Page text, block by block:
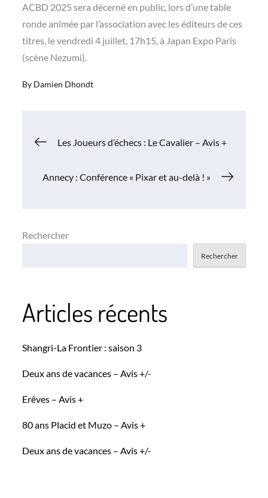
ACBD 2025 sera décerné en public, lors d’une table
ronde animée par l’association avec les éditeurs de ces
titres, le vendredi 4 juillet, 17h15, à Japan Expo Paris
(scène Nezumi).
By Damien Dhondt
Navigation
de
Les Joueurs d’échecs : Le Cavalier – Avis +
Annecy : Conférence « Pixar et au-delà ! »
Rechercher
Rechercher
Articles récents
Shangri-La Frontier : saison 3
Deux ans de vacances – Avis +/-
Erêves – Avis +
80 ans Placid et Muzo – Avis +
Deux ans de vacances – Avis +/-